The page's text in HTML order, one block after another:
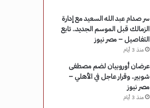
سر صدام عبد الله السعيد مع إدارة
الزمالك قبل الموسم الجديد.. تابع
التفاصيل – مصر نيوز
منذ 3 أيام
عرضان أوروبيان لضم مصطفى
شوبير.. وقرار عاجل في الأهلي –
مصر نيوز
منذ 3 أيام